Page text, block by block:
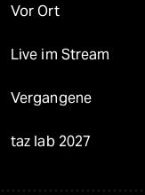
Vor Ort
Live im Stream
Vergangene
taz lab 2027